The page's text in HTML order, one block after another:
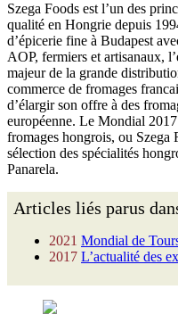
Szega Foods est l’un des
qualité en Hongrie depuis
d’épicerie fine à Budapest
AOP, fermiers et artisanaux,
majeur de la grande
commerce de fromages
d’élargir son offre à des
européenne. Le Mondial
fromages hongrois, ou Szega
sélection des spécialités
Panarela.
Articles liés parus
2021 Mondial de
2017 L’actualité des